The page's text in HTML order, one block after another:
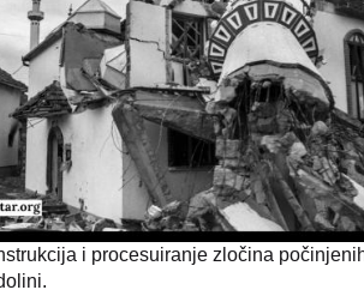
i procesuiranje zločina